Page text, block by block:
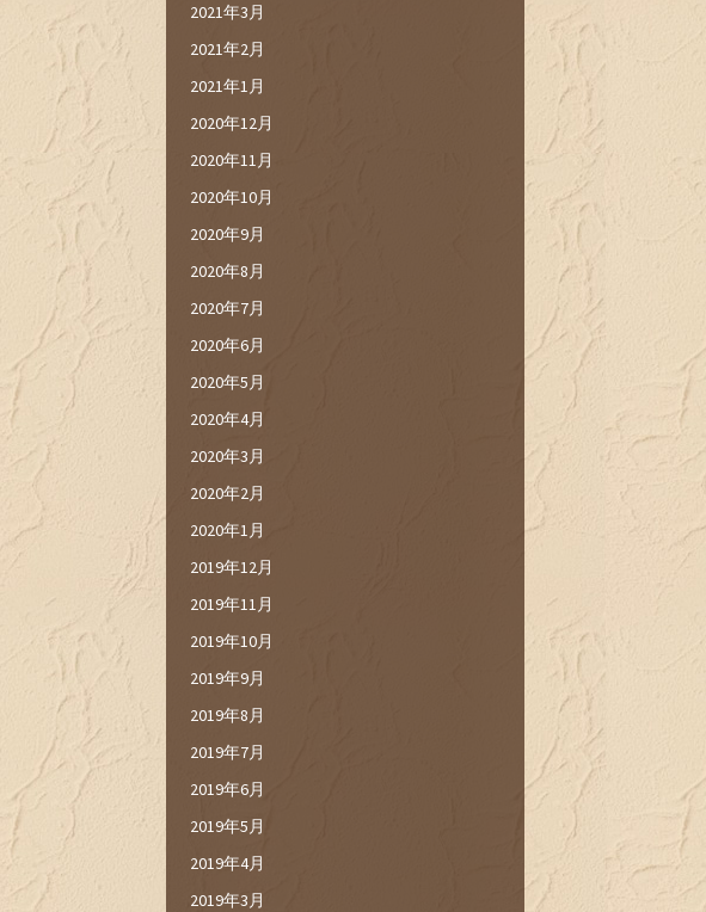
2021年3月
2021年2月
2021年1月
2020年12月
2020年11月
2020年10月
2020年9月
2020年8月
2020年7月
2020年6月
2020年5月
2020年4月
2020年3月
2020年2月
2020年1月
2019年12月
2019年11月
2019年10月
2019年9月
2019年8月
2019年7月
2019年6月
2019年5月
2019年4月
2019年3月